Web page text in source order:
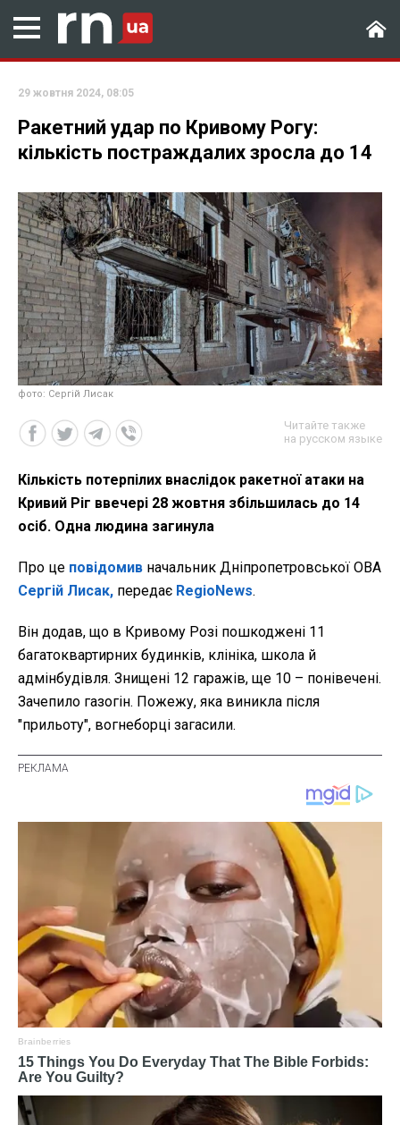
29 жовтня 2024, 08:05
Ракетний удар по Кривому Рогу:
кількість постраждалих зросла до 14
фото: Сергій Лисак
Читайте также
на русском языке
Кількість потерпілих внаслідок ракетної атаки на
Кривий Ріг ввечері 28 жовтня збільшилась до 14
осіб. Одна людина загинула
Про це повідомив начальник Дніпропетровської ОВА
Сергій Лисак, передає RegioNews.
Він додав, що в Кривому Розі пошкоджені 11
багатоквартирних будинків, клініка, школа й
адмінбудівля. Знищені 12 гаражів, ще 10 – понівечені.
Зачепило газогін. Пожежу, яка виникла після
"прильоту", вогнеборці загасили.